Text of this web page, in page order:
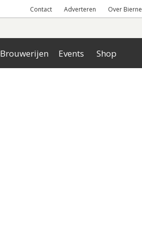
Contact Adverteren Over
Brouwerijen Events Shop